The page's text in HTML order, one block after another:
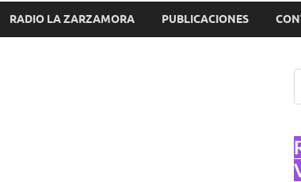
RADIO LA ZARZAMORA PUBLICACIONES